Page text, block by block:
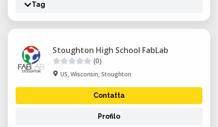
Tag
Stoughton High School FabLab
(0)
US, Wisconsin, Stoughton
Contatta
Profilo